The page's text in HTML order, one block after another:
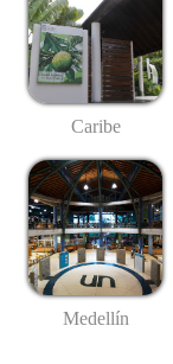
Caribe
Medellín